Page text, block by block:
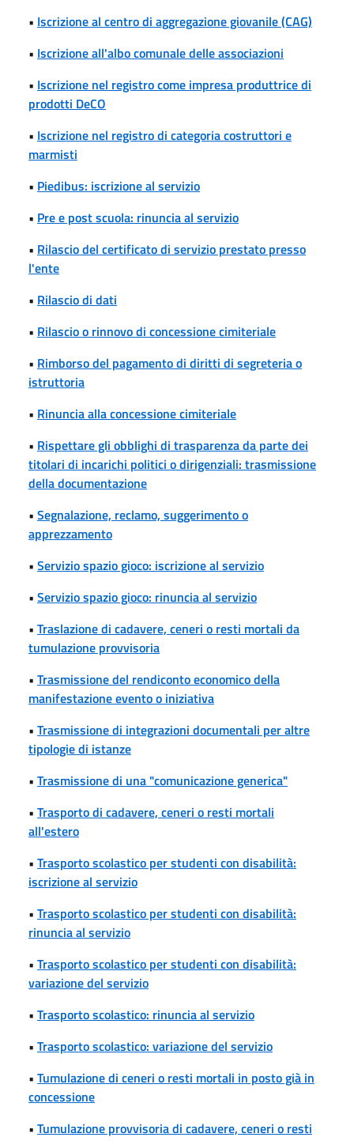
• Iscrizione al centro di aggregazione giovanile (CAG)
• Iscrizione all'albo comunale delle associazioni
• Iscrizione nel registro come impresa produttrice di
prodotti DeCO
• Iscrizione nel registro di categoria costruttori e
marmisti
• Piedibus: iscrizione al servizio
• Pre e post scuola: rinuncia al servizio
• Rilascio del certificato di servizio prestato presso
l'ente
• Rilascio di dati
• Rilascio o rinnovo di concessione cimiteriale
• Rimborso del pagamento di diritti di segreteria o
istruttoria
• Rinuncia alla concessione cimiteriale
• Rispettare gli obblighi di trasparenza da parte dei
titolari di incarichi politici o dirigenziali: trasmissione
della documentazione
• Segnalazione, reclamo, suggerimento o
apprezzamento
• Servizio spazio gioco: iscrizione al servizio
• Servizio spazio gioco: rinuncia al servizio
• Traslazione di cadavere, ceneri o resti mortali da
tumulazione provvisoria
• Trasmissione del rendiconto economico della
manifestazione evento o iniziativa
• Trasmissione di integrazioni documentali per altre
tipologie di istanze
• Trasmissione di una "comunicazione generica"
• Trasporto di cadavere, ceneri o resti mortali
all'estero
• Trasporto scolastico per studenti con disabilità:
iscrizione al servizio
• Trasporto scolastico per studenti con disabilità:
rinuncia al servizio
• Trasporto scolastico per studenti con disabilità:
variazione del servizio
• Trasporto scolastico: rinuncia al servizio
• Trasporto scolastico: variazione del servizio
• Tumulazione di ceneri o resti mortali in posto già in
concessione
• Tumulazione provvisoria di cadavere, ceneri o resti